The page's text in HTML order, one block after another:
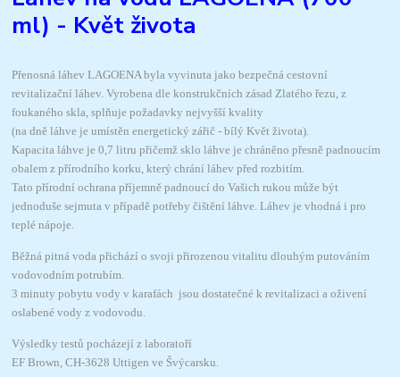
ml) - Květ života
Přenosná láhev LAGOENA byla vyvinuta jako bezpečná cestovní
revitalizační láhev. Vyrobena dle konstrukčních zásad Zlatého řezu, z
foukaného skla, splňuje požadavky nejvyšší kvality
(na dně láhve je umístěn energetický zářič - bílý Květ života).
Kapacita láhve je 0,7 litru přičemž sklo láhve je chráněno přesně padnoucím
obalem z přírodního korku, který chrání láhev před rozbitím.
Tato přírodní ochrana příjemně padnoucí do Vašich rukou může být
jednoduše sejmuta v případě potřeby čištění láhve. Láhev je vhodná i pro
teplé nápoje.
Běžná pitná voda přichází o svoji přirozenou vitalitu dlouhým putováním
vodovodním potrubím.
3 minuty pobytu vody v karafách jsou dostatečné k revitalizaci a oživení
oslabené vody z vodovodu.
Výsledky testů pocházejí z laboratoří
EF Brown, CH-3628 Uttigen ve Švýcarsku.